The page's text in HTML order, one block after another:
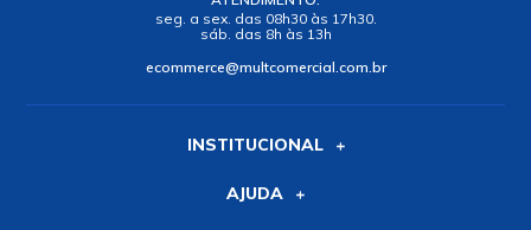
seg. a sex. das 08h30 às 17h30.
sáb. das 8h às 13h
ecommerce@multcomercial.com.br
INSTITUCIONAL
AJUDA